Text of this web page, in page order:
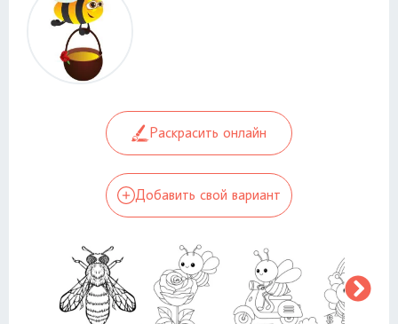
Раскрасить онлайн
Добавить свой вариант